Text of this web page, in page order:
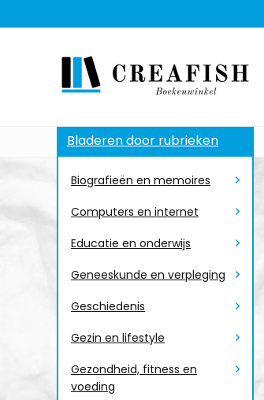
Bladeren door rubrieken
Biografieën en memoires
Computers en internet
Educatie en onderwijs
Geneeskunde en verpleging
Geschiedenis
Gezin en lifestyle
Gezondheid, fitness en
voeding